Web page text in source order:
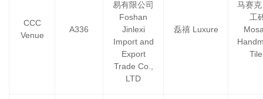
CCC
Venue
A336
易有限公司
Foshan
Jinlexi
Import and
Export
Trade Co.,
LTD
磊禧 Luxure
马赛
工